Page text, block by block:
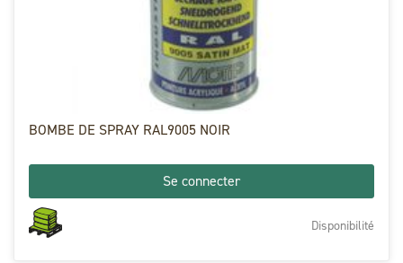
BOMBE DE SPRAY RAL9005 NOIR
Se connecter
Disponibilité